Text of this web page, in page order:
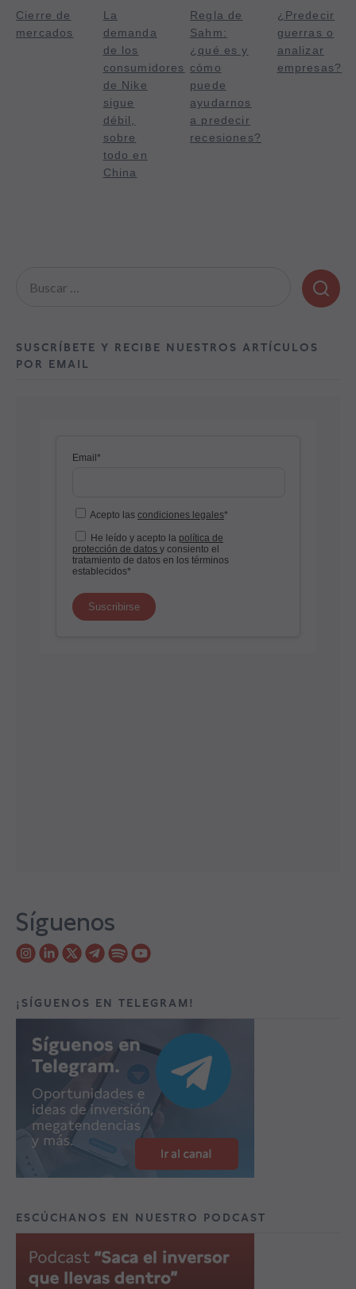
Cierre de
mercados
La
demanda
de los
consumidores
de Nike
sigue
débil,
sobre
todo en
China
Regla de
Sahm:
¿qué es y
cómo
puede
ayudarnos
a predecir
recesiones?
¿Predecir
guerras o
analizar
empresas?
SUSCRÍBETE Y RECIBE NUESTROS ARTÍCULOS
POR EMAIL
Síguenos
¡SÍGUENOS EN TELEGRAM!
ESCÚCHANOS EN NUESTRO PODCAST